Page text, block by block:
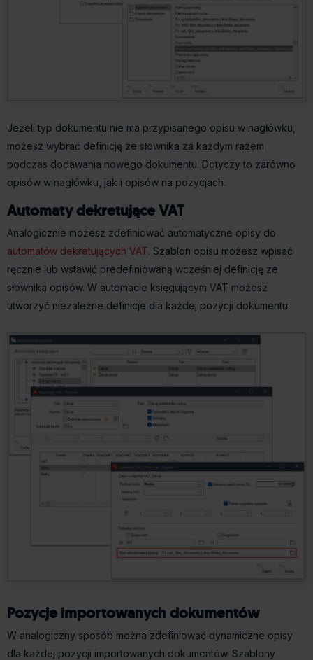
Jeżeli typ dokumentu nie ma przypisanego opisu w nagłówku,
możesz wybrać definicję ze słownika za każdym razem
podczas dodawania nowego dokumentu. Dotyczy to zarówno
opisów w nagłówku, jak i opisów na pozycjach.
Automaty dekretujące VAT
Analogicznie możesz zdefiniować automatyczne opisy do
automatów dekretujących VAT. Szablon opisu możesz wpisać
ręcznie lub wstawić predefiniowaną wcześniej definicję ze
słownika opisów. W automacie księgującym VAT możesz
utworzyć niezależne definicje dla każdej pozycji dokumentu.
Pozycje importowanych dokumentów
W analogiczny sposób można zdefiniować dynamiczne opisy
dla każdej pozycji importowanych dokumentów. Szablony